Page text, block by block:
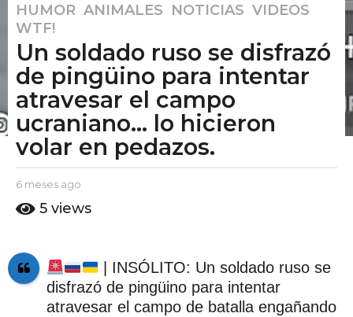
6
m
e
e
s
a
g
6
m
e
e
s
HUMOR ANIMALES ,NOTICIAS ,VIDEOS
WTF!
Un soldado ruso se disfrazó
de pingüino para intentar
atravesar el campo
ucraniano… lo hicieron
volar en pedazos.
b
E
u
t
o
6 meses ago
e
s
a
g
o
5 views
| INSÓLITO: Un soldado ruso se
disfrazó de pingüino para intentar
atravesar el campo de batalla engañando